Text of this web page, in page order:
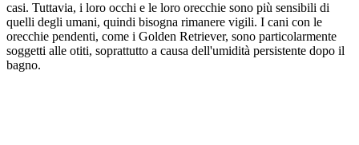
casi. Tuttavia, i loro occhi e le loro orecchie sono più sensibili di
quelli degli umani, quindi bisogna rimanere vigili. I cani con le
orecchie pendenti, come i Golden Retriever, sono particolarmente
soggetti alle otiti, soprattutto a causa dell'umidità persistente dopo il
bagno.